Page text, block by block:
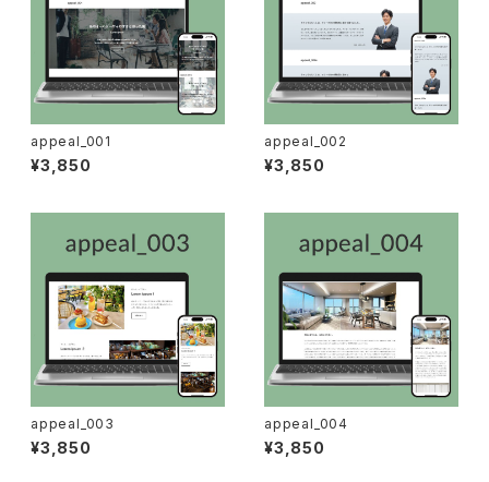
appeal_001
¥3,850
appeal_002
¥3,850
appeal_003
¥3,850
appeal_004
¥3,850